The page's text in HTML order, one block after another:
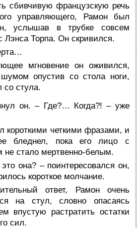
сбивчивую французскую речь
управляющего, Рамон был
услышав в трубке совсем
Лэнса Торпа. Он скривился.
мгновение он оживился,
опустив со стола ноги,
со стула.
он. – Где?… Когда?! – уже
короткими четкими фразами, и
бледнел, пока его лицо с
не стало мертвенно-белым.
она? – поинтересовался он,
короткое молчание.
ответ, Рамон очень
на стул, словно опасаясь
впустую растратить остатки
сил.